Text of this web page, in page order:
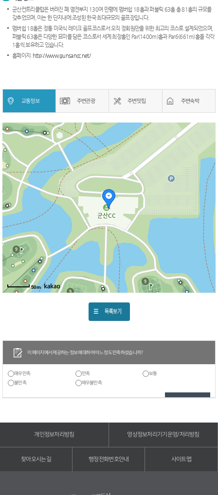
군산컨트리클럽은 버려진 폐 염전부지 130여 만평에 멤버쉽 18홀과 퍼블릭 63홀 총 81홀의 규모를
갖추었으며, 이는 한 단지내에 조성된 한국 최대규모의 골프장입니다.
멤버쉽 18홀은 정통 미국식 레이크 골프코스로서 오직 정회원만을 위한 최고의 코스로 설계되었으며,
퍼블릭 63홀은 다양한 묘미를 담은 코스로서 세계 최장홀인 Par(1400m)홀과 Par6(661m)홀을 각각
1홀씩 보유하고 있습니다.
홈페이지: http://www.gunsancc.net/
교통정보 주변관광 주변맛집 주변숙박
50m
이 페이지에서 제공하는 정보에 대하여 어느 정도 만족하셨습니까?
매우만족 만족
보통
불만족
매우불만족
개인정보처리방침 영상정보처리기기운영/처리방침
찾아오시는길 행정전화번호안내 사이트맵